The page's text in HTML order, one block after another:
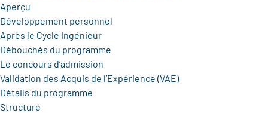
Aperçu
Développement personnel
Après le Cycle Ingénieur
Débouchés du programme
Le concours d’admission
Validation des Acquis de l’Expérience (VAE)
Détails du programme
Structure